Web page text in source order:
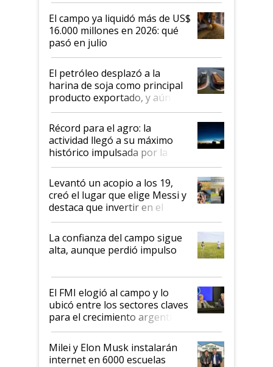
El campo ya liquidó más de US$
16.000 millones en 2026: qué
pasó en julio
El petróleo desplazó a la
harina de soja como principal
producto exportado, y aún así
el agro aportó casi seis de cada
diez dólares y sostuvo el
liderazgo en un semestre
récord
Récord para el agro: la
actividad llegó a su máximo
histórico impulsada por la
cosecha y las exportaciones
Levantó un acopio a los 19,
creó el lugar que elige Messi y
destaca que invertir en el
kirchnerismo era como "darle
plata a un hijo para droga":
Juan Félix Rossetti, el libertario
que de una dura crisis salió
de Milei
La confianza del campo sigue
alta, aunque perdió impulso
El FMI elogió al campo y lo
ubicó entre los sectores claves
para el crecimiento argentino
Milei y Elon Musk instalarán
internet en 6000 escuelas